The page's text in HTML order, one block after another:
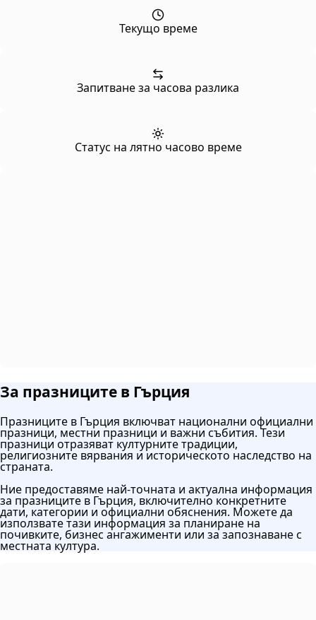
Текущо време
Запитване за часова разлика
Статус на лятно часово време
За празниците в Гърция
Празниците в Гърция включват национални официални
празници, местни празници и важни събития. Тези
празници отразяват културните традиции,
религиозните вярвания и историческото наследство на
страната.
Ние предоставяме най-точната и актуална информация
за празниците в Гърция, включително конкретните
дати, категории и официални обяснения. Можете да
използвате тази информация за планиране на
почивките, бизнес ангажименти или за запознаване с
местната култура.